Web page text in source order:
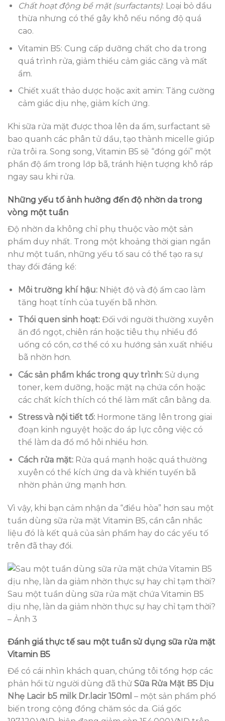
Chất hoạt động bề mặt (surfactants): Loại bỏ dầu
thừa nhưng có thể gây khô nếu nồng độ quá
cao.
Vitamin B5: Cung cấp dưỡng chất cho da trong
quá trình rửa, giảm thiểu cảm giác căng và mất
ẩm.
Chiết xuất thảo dược hoặc axit amin: Tăng cường
cảm giác dịu nhẹ, giảm kích ứng.
Khi sữa rửa mặt được thoa lên da ẩm, surfactant sẽ
bao quanh các phân tử dầu, tạo thành micelle giúp
rửa trôi ra. Song song, Vitamin B5 sẽ “đóng gói” một
phần độ ẩm trong lớp bã, tránh hiện tượng khô ráp
ngay sau khi rửa.
Những yếu tố ảnh hưởng đến độ nhờn da trong
vòng một tuần
Độ nhờn da không chỉ phụ thuộc vào một sản
phẩm duy nhất. Trong một khoảng thời gian ngắn
như một tuần, những yếu tố sau có thể tạo ra sự
thay đổi đáng kể:
Môi trường khí hậu:Nhiệt độ và độ ẩm cao làm
tăng hoạt tính của tuyến bã nhờn.
Thói quen sinh hoạt:Đối với người thường xuyên
ăn đồ ngọt, chiên rán hoặc tiêu thụ nhiều đồ
uống có cồn, cơ thể có xu hướng sản xuất nhiều
bã nhờn hơn.
Các sản phẩm khác trong quy trình:Sử dụng
toner, kem dưỡng, hoặc mặt nạ chứa cồn hoặc
các chất kích thích có thể làm mất cân bằng da.
Stress và nội tiết tố:Hormone tăng lên trong giai
đoạn kinh nguyệt hoặc do áp lực công việc có
thể làm da đổ mồ hôi nhiều hơn.
Cách rửa mặt:Rửa quá mạnh hoặc quá thường
xuyên có thể kích ứng da và khiến tuyến bã
nhờn phản ứng mạnh hơn.
Vì vậy, khi bạn cảm nhận da “điều hòa” hơn sau một
tuần dùng sữa rửa mặt Vitamin B5, cần cân nhắc
liệu đó là kết quả của sản phẩm hay do các yếu tố
trên đã thay đổi.
Sau một tuần dùng sữa rửa mặt chứa Vitamin B5
dịu nhẹ, làn da giảm nhờn thực sự hay chỉ tạm thời?
– Ảnh 3
Đánh giá thực tế sau một tuần sử dụng sữa rửa mặt
Vitamin B5
Để có cái nhìn khách quan, chúng tôi tổng hợp các
phản hồi từ người dùng đã thử Sữa Rửa Mặt B5 Dịu
Nhẹ Lacir b5 milk Dr.lacir 150ml – một sản phẩm phổ
biến trong cộng đồng chăm sóc da. Giá gốc